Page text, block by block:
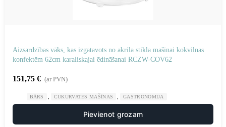
Aizsardzības vāks, kas izgatavots no akrila stikla mašīnai kokvilnas
konfektēm 62cm karaliskajai ēdināšanai RCZW-COV62
151,75 € (ar PVN)
BĀRS CUKURVATES MAŠĪNAS GASTRONOMIJA
Pievienot grozam